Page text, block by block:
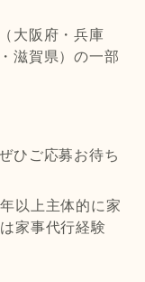
大阪府・兵庫
滋賀県）の一部
ひご応募お待ち
以上主体的に家
家事代行経験